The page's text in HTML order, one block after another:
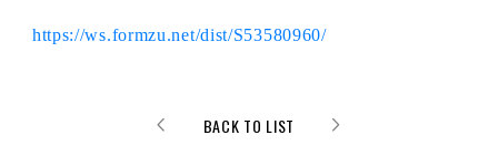
https://ws.formzu.net/dist/S53580960/
BACK TO LIST